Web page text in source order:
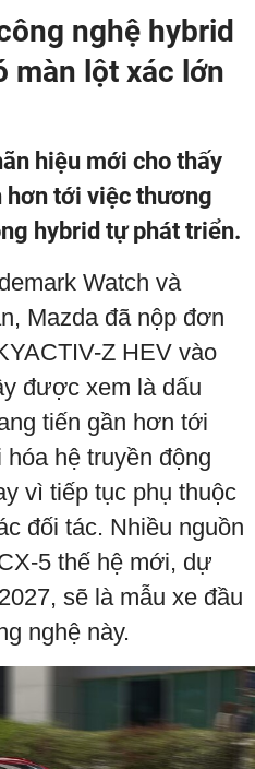
nghệ hybrid
màn lột xác lớn
hiệu mới cho thấy
hơn tới việc thương
hybrid tự phát triển.
Watch và
Mazda đã nộp đơn
Z HEV vào
được xem là dấu
tiến gần hơn tới
hệ truyền động
vì tiếp tục phụ thuộc
đối tác. Nhiều nguồn
5 thế hệ mới, dự
sẽ là mẫu xe đầu
nghệ này.